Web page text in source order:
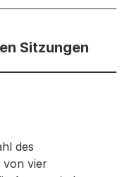
Sitzungen
Informationen
des
von vier